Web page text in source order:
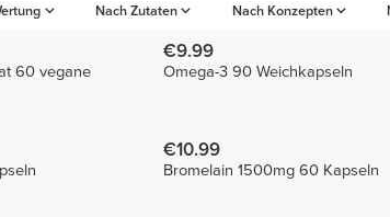
Nach Zutaten Nach Konzepten
60 vegane
€9.99
Omega-3 90 Weichkapseln
€10.99
Bromelain 1500mg 60 Kapseln